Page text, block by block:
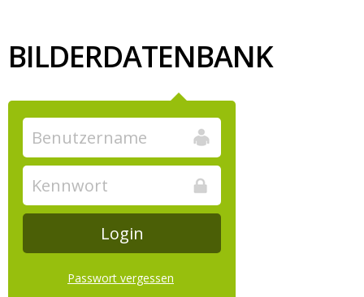
BILDERDATENBANK
Passwort vergessen